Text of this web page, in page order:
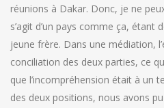
réunions à Dakar. Donc, je ne
s’agit d’un pays comme ça, étant
jeune frère. Dans une médiation,
conciliation des deux parties, ce
que l’incompréhension était à un
des deux positions, nous avons